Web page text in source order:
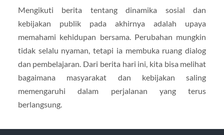
Mengikuti berita tentang dinamika sosial dan
kebijakan publik pada akhirnya adalah upaya
memahami kehidupan bersama. Perubahan mungkin
tidak selalu nyaman, tetapi ia membuka ruang dialog
dan pembelajaran. Dari berita hari ini, kita bisa melihat
bagaimana masyarakat dan kebijakan saling
memengaruhi dalam perjalanan yang terus
berlangsung.